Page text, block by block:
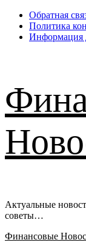
Перейти
содержимому
Обратная
Политика
Информация
Актуальные
советы…
Основное
Финансовые